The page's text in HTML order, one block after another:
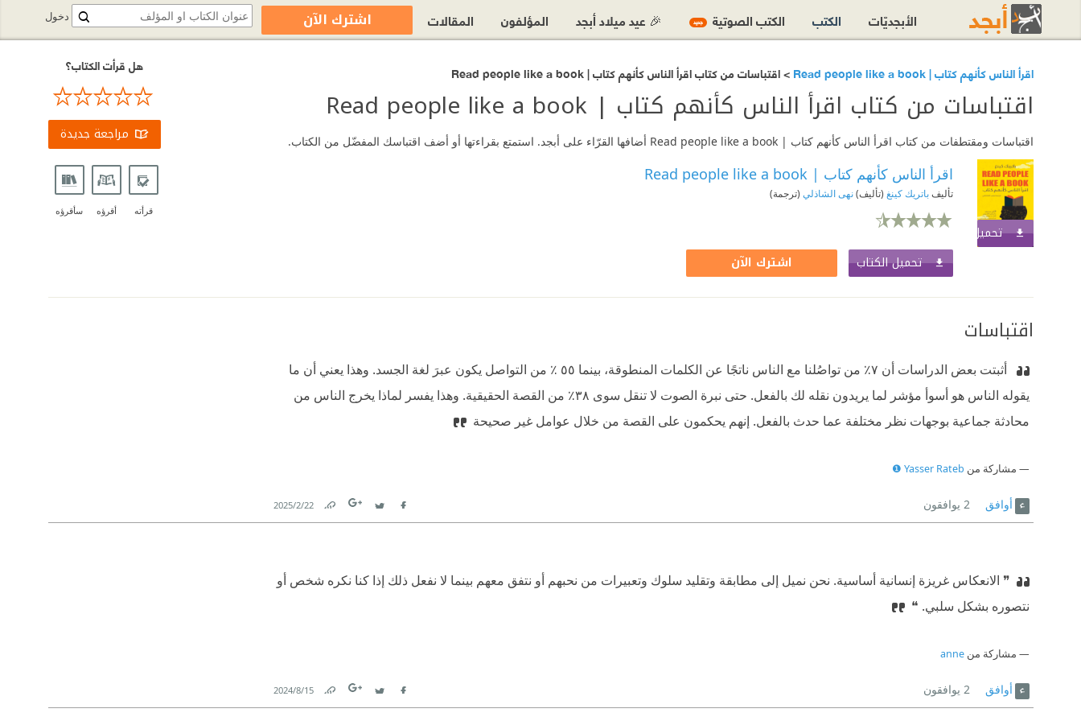
اقرأ الناس كأنهم كتاب | Read people like a book > اقتباسات من كتاب اقرأ الناس كأنهم كتاب | Read people like a book
اقتباسات من كتاب اقرأ الناس كأنهم كتاب | Read people like a book
اقتباسات ومقتطفات من كتاب اقرأ الناس كأنهم كتاب | Read people like a book أضافها القرّاء على أبجد. استمتع بقراءتها أو أضف اقتباسك المفضّل من الكتاب.
تحميل الكتاب اشترك الآن
اقرأ الناس كأنهم كتاب | Read people like a book
تأليفباتريك كينغ (تأليف)نهى الشاذلي (ترجمة)
تحميل الكتاب اشترك الآن
هل قرأت الكتاب؟
مراجعة جديدة
قرأته أقرؤه سأقرؤه
اقتباسات
‫ أثبتت بعض الدراسات أن ٧٪ من تواصُلنا مع الناس ناتجًا عن الكلمات المنطوقة، بينما ٥٥ ٪ من التواصل يكون عبرَ لغة الجسد. وهذا يعني أن ما
يقوله الناس هو أسوأ مؤشر لما يريدون نقله لك بالفعل. حتى نبرة الصوت لا تنقل سوى ٣٨٪ من القصة الحقيقية. وهذا يفسر لماذا يخرج الناس من
محادثة جماعية بوجهات نظر مختلفة عما حدث بالفعل. إنهم يحكمون على القصة من خلال عوامل غير صحيحة
مشاركة من Yasser Rateb ❶
Facebook
Twitter
Link
22‏/2‏/2025 أوافق 2 يوافقون
❞ الانعكاس غريزة إنسانية أساسية. نحن نميل إلى مطابقة وتقليد سلوك وتعبيرات من نحبهم أو نتفق معهم بينما لا نفعل ذلك إذا كنا نكره شخص أو
نتصوره بشكل سلبي. ❝
مشاركة منanne
Facebook
Twitter
Link
15‏/8‏/2024 أوافق 2 يوافقون
دخول الأبجديّات الكتب الكتب الصوتية جديد 🎉 عيد ميلاد أبجد المؤلفون المقالات اشترك الآن